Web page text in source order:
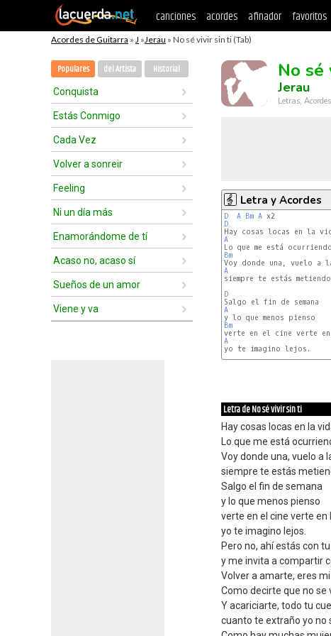
canciones acordes afinador favoritos
Acordes de Guitarra » J »Jerau » No sé vivir sin ti (Tab)
Populares del Artista Historial
Conquista
Estás Conmigo
Cada Vez
Volver a sonreir
Feeling
Ni un día más
Enamorándome de tí
Acaso no, acaso sí
Sueños de un amor
Viene y va
No sé
Jerau
Letras,
Letra y Acordes
D A Bm A
D
A
Bm
A
D
A
Bm
A
Letra de No sé vivir sin ti
Hay cosas locas en la
Lo que me está
Voy donde una, vuelo a
siempre te estás
Salgo el fin de semana
y lo que menos pienso
verte en el cine verte en
yo te imagino lejos.
Pero no, ahí estás con
y me invita a compartir
Volver a amarte, eres
Como decirte que no se
Y acariciarte, todo tu
cuanto te extraño yo no